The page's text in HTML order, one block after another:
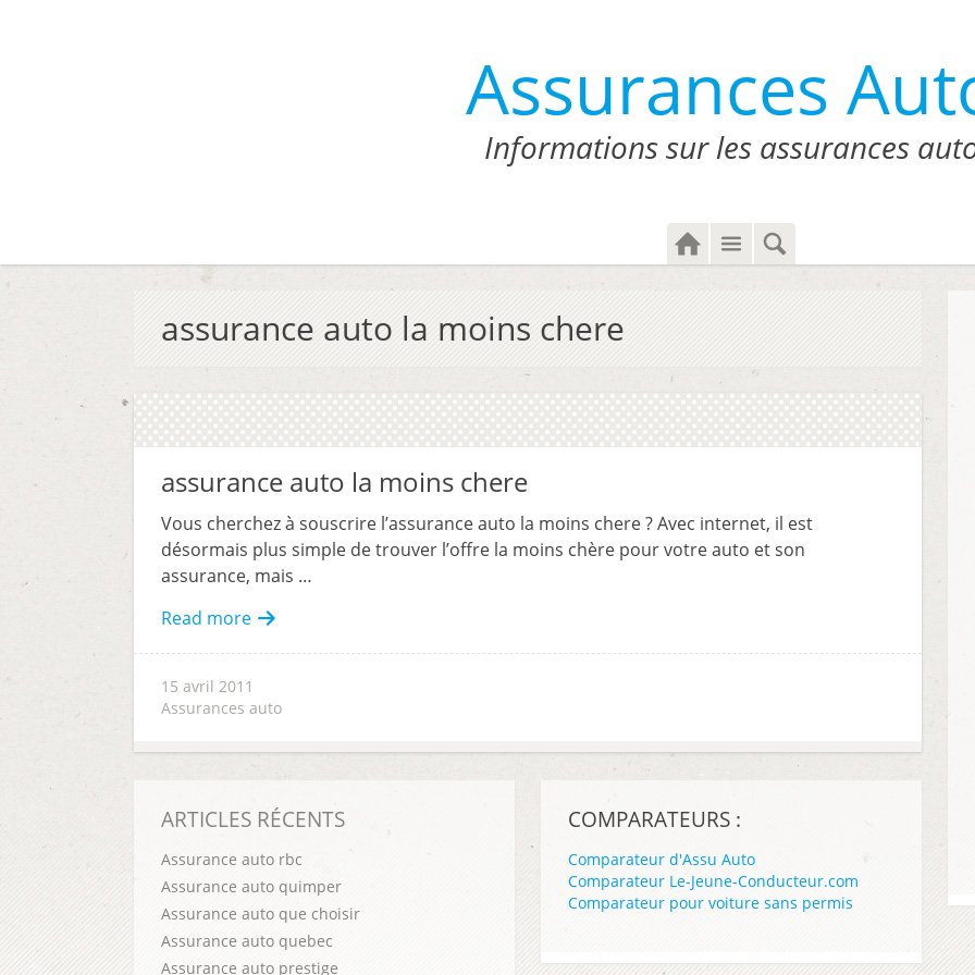
Assurances
Informations sur les assurances
H
o
M
S
e
assurance auto la moins chere
assurance auto la moins chere
Vous cherchez à souscrire l’assurance auto la moins chere ? Avec internet, il est
désormais plus simple de trouver l’offre la moins chère pour votre auto et son
assurance, mais …
Read more
15 avril 2011
Assurances auto
ARTICLES RÉCENTS
Assurance auto rbc
Assurance auto quimper
Assurance auto que choisir
Assurance auto quebec
Assurance auto prestige
COMPARATEURS :
Comparateur d'Assu Auto
Comparateur Le-Jeune-Conducteur.com
Comparateur pour voiture sans permis